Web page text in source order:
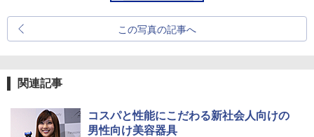
この写真の記事へ
関連記事
コスパと性能にこだわる新社会人向けの
男性向け美容器具